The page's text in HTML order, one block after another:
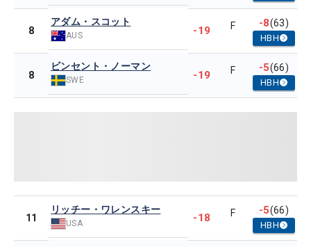
8
アダム・スコット
AUS -19 F -8(63)
HBH
8
ビンセント・ノーマン
SWE -19 F -5(66)
HBH
11
リッチー・ワレンスキー
USA -18 F -5(66)
HBH